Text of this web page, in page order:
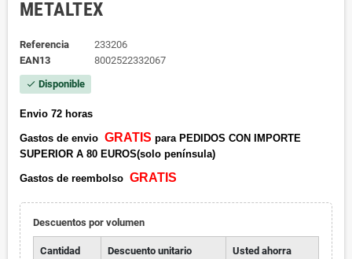
METALTEX
Referencia
233206
EAN13
8002522332067
check Disponible
Envio 72 horas
Gastos de envio GRATIS para PEDIDOS CON IMPORTE
SUPERIOR A 80 EUROS(solo península)
Gastos de reembolso GRATIS
Descuentos por volumen
Cantidad Descuento unitario Usted ahorra